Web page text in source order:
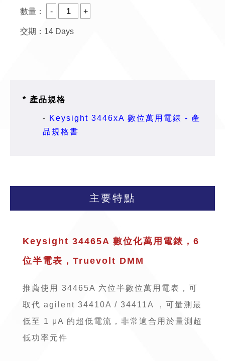
數量：
交期：14 Days
* 產品規格
- Keysight 3446xA 數位萬用電錶 - 產
品規格書
主要特點
Keysight 34465A 數位化萬用電錶，6
位半電表，Truevolt DMM
推薦使用 34465A 六位半數位萬用電表，可
取代 agilent 34410A / 34411A ，可量測最
低至 1 μA 的超低電流，非常適合用於量測超
低功率元件